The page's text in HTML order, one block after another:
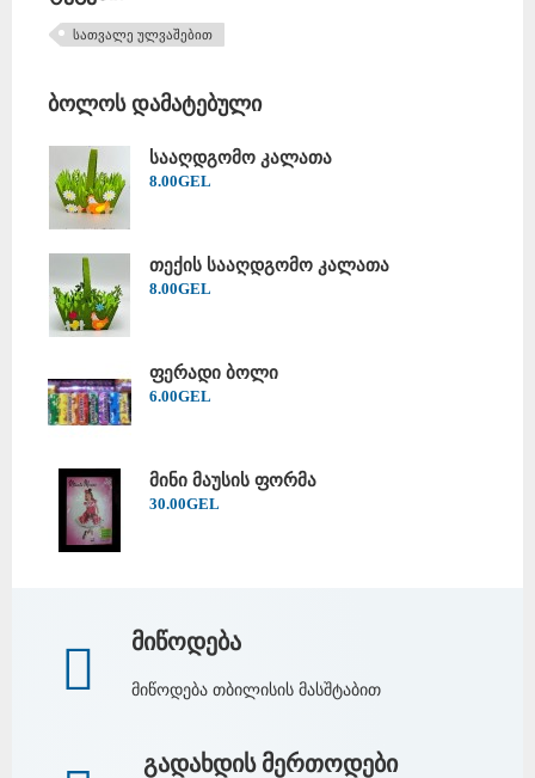
სათვალე ულვაშებით
ბოლოს დამატებული
სააღდგომო კალათა
8.00GEL
თექის სააღდგომო კალათა
8.00GEL
ფერადი ბოლი
6.00GEL
მინი მაუსის ფორმა
30.00GEL
მიწოდება
მიწოდება თბილისის მასშტაბით
გადახდის მერთოდები